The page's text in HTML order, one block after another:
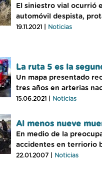
El siniestro vial ocurrió
automóvil despista,
19.11.2021 | Noticias
La ruta 5 es la
Un mapa presentado
tres años en arterias
15.06.2021 | Noticias
Al menos nueve
En medio de la
accidentes en terriorio
22.01.2007 | Noticias